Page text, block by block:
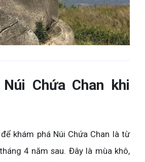
Chứa Chan khi
khám phá Núi Chứa Chan là từ
4 năm sau. Đây là mùa khô,